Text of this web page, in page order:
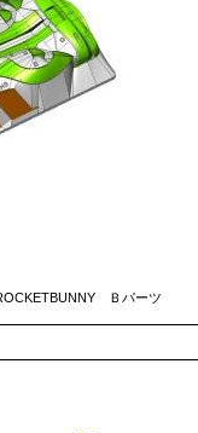
Ｂパーツ